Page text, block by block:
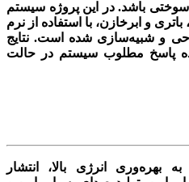
باشد. در این پروژه سیستم
، باتری و ابرخازن، با استفاده از نرم
و شبیه‌سازی شده است. نتایج
پاسخ مطلوب سیستم در حالت
انرژی بالا، انتشار